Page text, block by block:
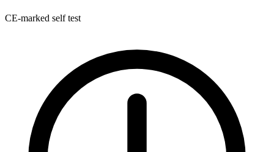
CE-marked self test